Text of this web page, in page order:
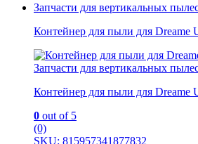
Запчасти для вертикальных
Контейнер для пыли для Dreame
Запчасти для вертикальных
Контейнер для пыли для Dreame
0 out of 5
(0)
SKU: 815957341877832